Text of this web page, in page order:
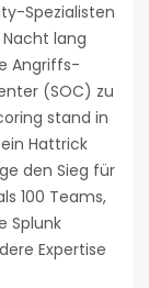
Spezialisten
lang
Angriffs-
(SOC) zu
stand in
Hattrick
den Sieg für
100 Teams,
Splunk
Expertise